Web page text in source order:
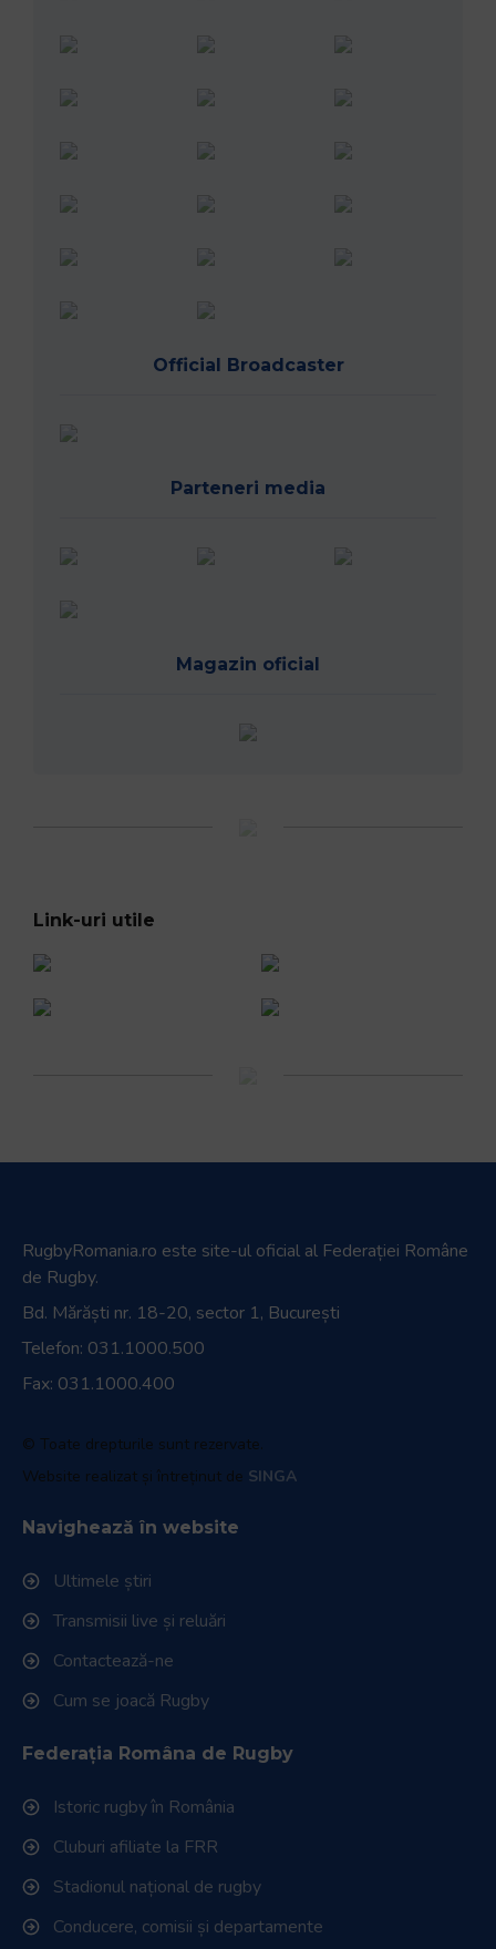
Official Broadcaster
Parteneri media
Magazin oficial
Link-uri utile
RugbyRomania.ro este site-ul oficial al Federației Române
de Rugby.
Bd. Mărăști nr. 18-20, sector 1, București
Telefon: 031.1000.500
Fax: 031.1000.400
© Toate drepturile sunt rezervate.
Website realizat și întreținut de SINGA
Navighează în website
Ultimele știri
Transmisii live și reluări
Contactează-ne
Cum se joacă Rugby
Federația Româna de Rugby
Istoric rugby în România
Cluburi afiliate la FRR
Stadionul național de rugby
Conducere, comisii și departamente